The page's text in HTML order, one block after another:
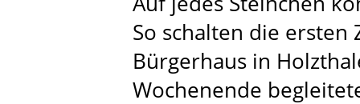
So schalten die ersten
Bürgerhaus in
Wochenende